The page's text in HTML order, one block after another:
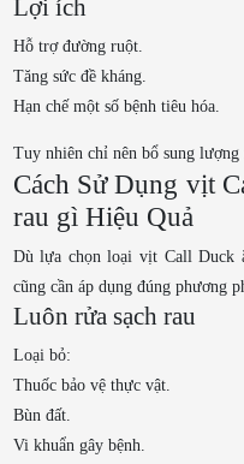
Lợi ích
Hỗ trợ đường ruột.
Tăng sức đề kháng.
Hạn chế một số bệnh tiêu hóa.
Tuy nhiên chỉ nên bổ sung lượng
Cách Sử Dụng vịt
rau gì Hiệu Quả
Dù lựa chọn loại vịt Call Duck
cũng cần áp dụng đúng phương
Luôn rửa sạch rau
Loại bỏ:
Thuốc bảo vệ thực vật.
Bùn đất.
Vi khuẩn gây bệnh.